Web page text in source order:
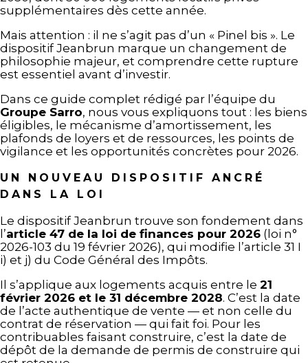
supplémentaires dès cette année.
Mais attention : il ne s’agit pas d’un « Pinel bis ». Le
dispositif Jeanbrun marque un changement de
philosophie majeur, et comprendre cette rupture
est essentiel avant d’investir.
Dans ce guide complet rédigé par l’équipe du
Groupe Sarro, nous vous expliquons tout : les biens
éligibles, le mécanisme d’amortissement, les
plafonds de loyers et de ressources, les points de
vigilance et les opportunités concrètes pour 2026.
UN NOUVEAU DISPOSITIF ANCRÉ
DANS LA LOI
Le dispositif Jeanbrun trouve son fondement dans
l’article 47 de la loi de finances pour 2026 (loi n°
2026-103 du 19 février 2026), qui modifie l’article 31 I
i) et j) du Code Général des Impôts.
Il s’applique aux logements acquis entre le 21
février 2026 et le 31 décembre 2028. C’est la date
de l’acte authentique de vente — et non celle du
contrat de réservation — qui fait foi. Pour les
contribuables faisant construire, c’est la date de
dépôt de la demande de permis de construire qui